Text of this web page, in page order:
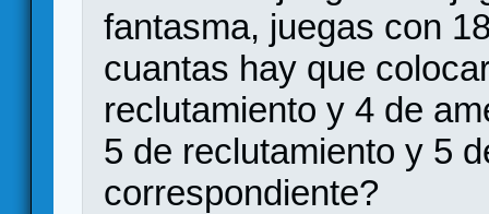
fantasma, juegas con
cuantas hay que
reclutamiento y 4 de
5 de reclutamiento y 5
correspondiente?